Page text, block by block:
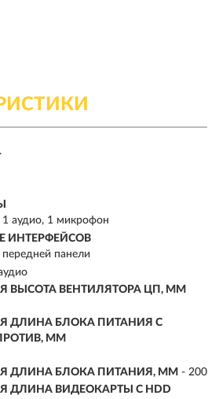
аудио, 1 микрофон
ИНТЕРФЕЙСОВ
панели
ВЫСОТА ВЕНТИЛЯТОРА ЦП, ММ
ДЛИНА БЛОКА ПИТАНИЯ С
ММ
ДЛИНА БЛОКА ПИТАНИЯ, ММ - 200
ДЛИНА ВИДЕОКАРТЫ С HDD